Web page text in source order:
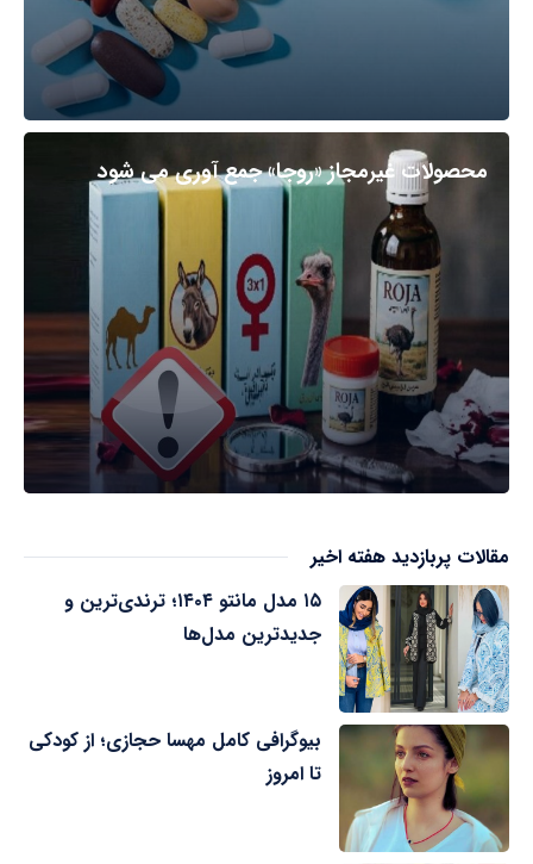
محصولات غیرمجاز «روجا» جمع آوری می شود
مقالات پربازدید هفته اخیر
۱۵ مدل مانتو ۱۴۰۴؛ ترندی‌ترین و
جدیدترین مدل‌ها
بیوگرافی کامل مهسا حجازی؛ از کودکی
تا امروز